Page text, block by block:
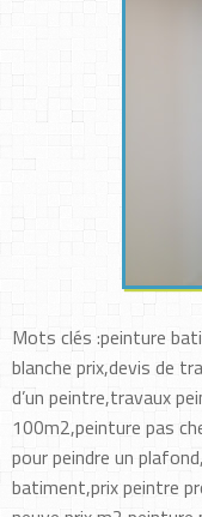
Mots clés :peinture
blanche prix,devis de
d’un peintre,travaux
100m2,peinture pas
pour peindre un
batiment,prix peintre